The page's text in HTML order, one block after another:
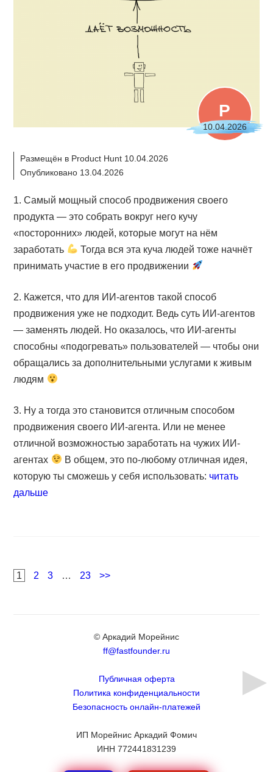
P
10.04.2026
Размещён в Product Hunt 10.04.2026
Опубликовано 13.04.2026
1. Самый мощный способ продвижения своего
продукта — это собрать вокруг него кучу
«посторонних» людей, которые могут на нём
заработать
Тогда вся эта куча людей тоже начнёт
принимать участие в его продвижении
2. Кажется, что для ИИ-агентов такой способ
продвижения уже не подходит. Ведь суть ИИ-агентов
— заменять людей. Но оказалось, что ИИ-агенты
способны «подогревать» пользователей — чтобы они
обращались за дополнительными услугами к живым
людям
3. Ну а тогда это становится отличным способом
продвижения своего ИИ-агента. Или не менее
отличной возможностью заработать на чужих ИИ-
агентах
В общем, это по-любому отличная идея,
которую ты сможешь у себя использовать: читать
дальше
Навигация
Page
1 Page
2 Page
3 … Page
23 >>
© Аркадий Морейнис
ff@fastfounder.ru
Публичная оферта
Политика конфиденциальности
Безопасность онлайн-платежей
ИП Морейнис Аркадий Фомич
ИНН 772441831239